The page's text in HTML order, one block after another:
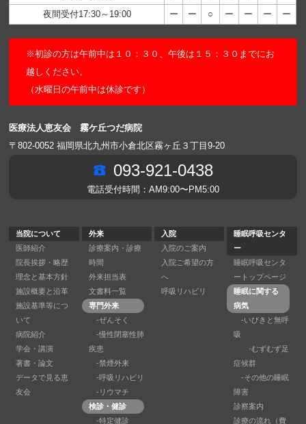
夜間受付17:30～19:00
ー ー ○ ー ー ー ー
※初診の方は午前中は１０：３０、午後は１５：３０までにお
越しください。
（水曜日の午前中は休診です）
医療法人恵友会 霧ケ丘つだ病院
〒802-0052 福岡県北九州市小倉北区霧ヶ丘３丁目9-20
093-921-0438
電話受付時間：AM9:00〜PM5:00
当院について
医師紹介
院長挨拶・略歴
理念と基本方針
施設概要と沿革
施設基準等につ
いて
病院紹介
学会・講演
著書・論文
データで見る恵
友会
外来
診療案内・診療
時間
外来担当表
文書料一覧
専門外来
-ぜんそく
-慢性閉塞性肺
疾患
-禁煙外来
-呼吸リハビリ
-リウマチ
検診・健診
-特定健診
入院
入院のご案内
入院ご希望の方
へ
呼吸リハビリ
睡眠呼吸センタ
ー
睡眠呼吸センタ
ートップページ
睡眠に関する
病気
-いびきと無呼
吸
-むずむず足
症候群
-その他の睡眠
障害
診察案内
診療の流れ（費